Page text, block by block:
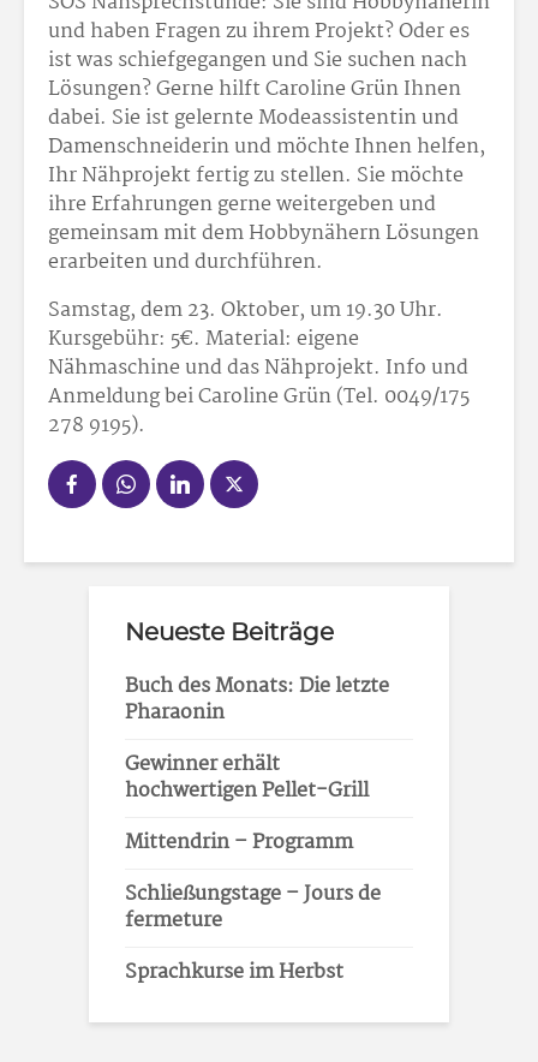
und haben Fragen zu ihrem Projekt? Oder es
ist was schiefgegangen und Sie suchen nach
Lösungen? Gerne hilft Caroline Grün Ihnen
dabei. Sie ist gelernte Modeassistentin und
Damenschneiderin und möchte Ihnen helfen,
Ihr Nähprojekt fertig zu stellen. Sie möchte
ihre Erfahrungen gerne weitergeben und
gemeinsam mit dem Hobbynähern Lösungen
erarbeiten und durchführen.
Samstag, dem 23. Oktober, um 19.30 Uhr.
Kursgebühr: 5€. Material: eigene
Nähmaschine und das Nähprojekt. Info und
Anmeldung bei Caroline Grün (Tel. 0049/175
278 9195).
Neueste Beiträge
Buch des Monats: Die letzte
Pharaonin
Gewinner erhält
hochwertigen Pellet-Grill
Mittendrin – Programm
Schließungstage – Jours de
fermeture
Sprachkurse im Herbst